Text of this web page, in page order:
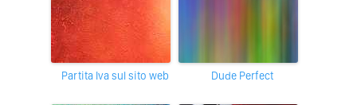
partita Iva sul sito web Dude Perfect